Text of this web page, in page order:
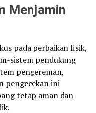
Menjamin
pada perbaikan fisik,
sistem pendukung
pengereman,
pengecekan ini
tetap aman dan